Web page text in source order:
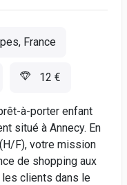
France
12 €
à-porter enfant
situé à Annecy. En
F), votre mission
de shopping aux
clients dans le